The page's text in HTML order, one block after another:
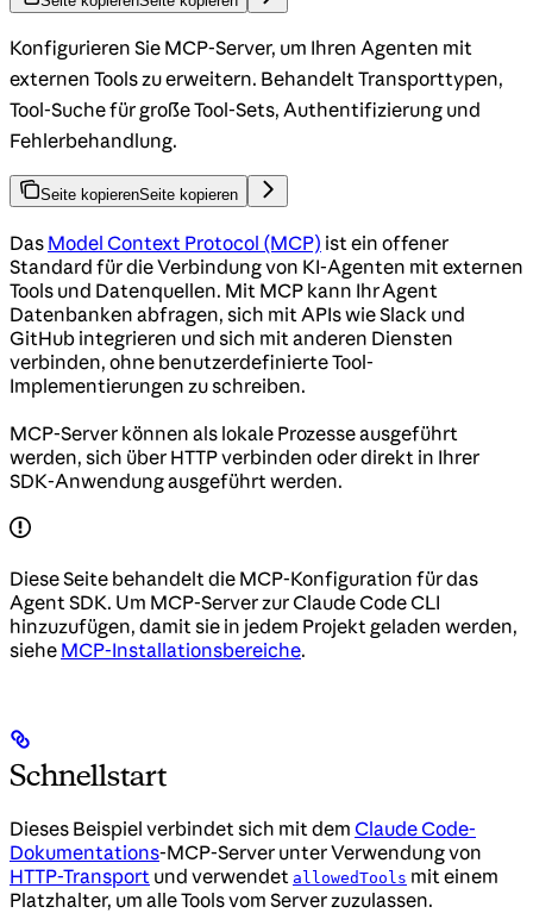
Konfigurieren Sie MCP-Server, um Ihren Agenten mit
externen Tools zu erweitern. Behandelt Transporttypen,
Tool-Suche für große Tool-Sets, Authentifizierung und
Fehlerbehandlung.
Seite kopierenSeite kopieren
Das Model Context Protocol (MCP) ist ein offener
Standard für die Verbindung von KI-Agenten mit externen
Tools und Datenquellen. Mit MCP kann Ihr Agent
Datenbanken abfragen, sich mit APIs wie Slack und
GitHub integrieren und sich mit anderen Diensten
verbinden, ohne benutzerdefinierte Tool-
Implementierungen zu schreiben.
MCP-Server können als lokale Prozesse ausgeführt
werden, sich über HTTP verbinden oder direkt in Ihrer
SDK-Anwendung ausgeführt werden.
Diese Seite behandelt die MCP-Konfiguration für das
Agent SDK. Um MCP-Server zur Claude Code CLI
hinzuzufügen, damit sie in jedem Projekt geladen werden,
siehe MCP-Installationsbereiche.
Schnellstart
Dieses Beispiel verbindet sich mit dem Claude Code-
Dokumentations-MCP-Server unter Verwendung von
HTTP-Transport und verwendet allowedTools mit einem
Platzhalter, um alle Tools vom Server zuzulassen.